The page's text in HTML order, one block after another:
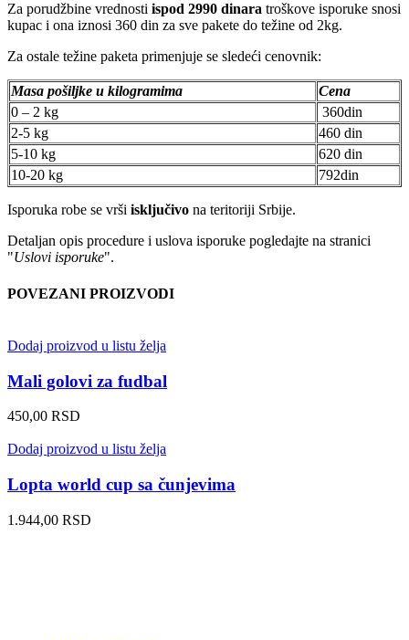
Za porudžbine vrednosti ispod 2990 dinara troškove isporuke snosi
kupac i ona iznosi 360 din za sve pakete do težine od 2kg.
Za ostale težine paketa primenjuje se sledeći cenovnik:
Masa pošiljke u kilogramima
Cena
0 – 2 kg
360din
2-5 kg
460 din
5-10 kg
620 din
10-20 kg
792din
Isporuka robe se vrši isključivo na teritoriji Srbije.
Detaljan opis procedure i uslova isporuke pogledajte na stranici
"Uslovi isporuke".
POVEZANI PROIZVODI
Dodaj proizvod u listu želja
Mali golovi za fudbal
450,00 RSD
Dodaj proizvod u listu želja
Lopta world cup sa čunjevima
1.944,00 RSD